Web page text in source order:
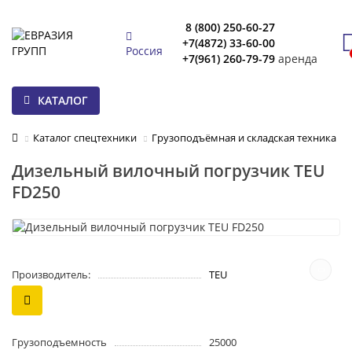
Россия
8 (800) 250-60-27
+7(4872) 33-60-00
+7(961) 260-79-79 аренда
КАТАЛОГ
Каталог спецтехники Грузоподъёмная и складская техника
Дизельный вилочный погрузчик TEU
FD250
Производитель: TEU
Грузоподъемность
25000